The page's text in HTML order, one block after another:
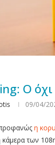
Ο όχι
09/04/
η
των